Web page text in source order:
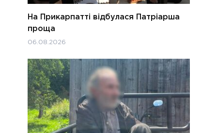
На Прикарпатті відбулася Патріарша
проща
06.08.2026